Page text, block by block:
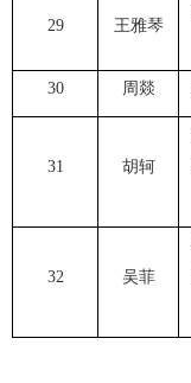
29 王雅琴
30 周燚
31 胡轲
32 吴菲